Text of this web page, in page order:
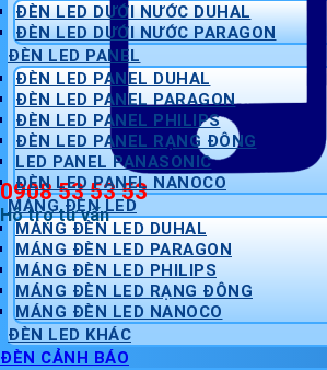
0908 53 53 53
Hỗ trợ tư vấn
ĐÈN LED DƯỚI NƯỚC DUHAL
ĐÈN LED DƯỚI NƯỚC PARAGON
ĐÈN LED PANEL
ĐÈN LED PANEL DUHAL
ĐÈN LED PANEL PARAGON
ĐÈN LED PANEL PHILIPS
ĐÈN LED PANEL RẠNG ĐÔNG
LED PANEL PANASONIC
ĐÈN LED PANEL NANOCO
MÁNG ĐÈN LED
MÁNG ĐÈN LED DUHAL
MÁNG ĐÈN LED PARAGON
MÁNG ĐÈN LED PHILIPS
MÁNG ĐÈN LED RẠNG ĐÔNG
MÁNG ĐÈN LED NANOCO
ĐÈN LED KHÁC
ĐÈN CẢNH BÁO